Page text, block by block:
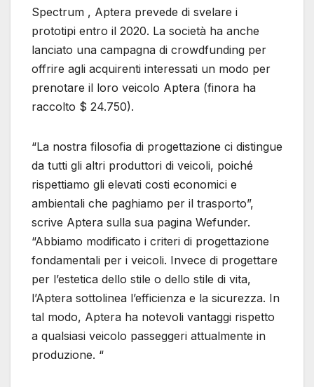
Spectrum , Aptera prevede di svelare i
prototipi entro il 2020. La società ha anche
lanciato una campagna di crowdfunding per
offrire agli acquirenti interessati un modo per
prenotare il loro veicolo Aptera (finora ha
raccolto $ 24.750).
“La nostra filosofia di progettazione ci distingue
da tutti gli altri produttori di veicoli, poiché
rispettiamo gli elevati costi economici e
ambientali che paghiamo per il trasporto”,
scrive Aptera sulla sua pagina Wefunder.
“Abbiamo modificato i criteri di progettazione
fondamentali per i veicoli. Invece di progettare
per l’estetica dello stile o dello stile di vita,
l’Aptera sottolinea l’efficienza e la sicurezza. In
tal modo, Aptera ha notevoli vantaggi rispetto
a qualsiasi veicolo passeggeri attualmente in
produzione. “